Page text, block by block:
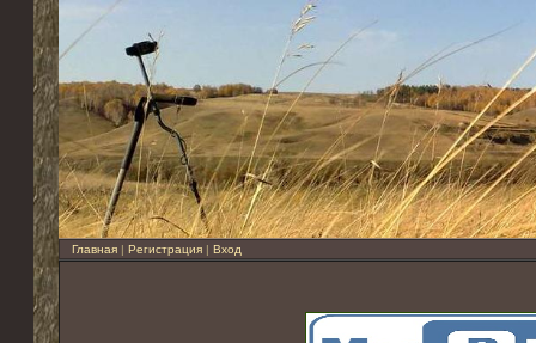
Главная | Регистрация | Вход